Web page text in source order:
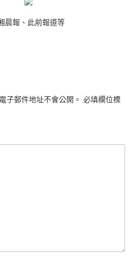
晨報、此前報道等
子郵件地址不會公開。 必填欄位標